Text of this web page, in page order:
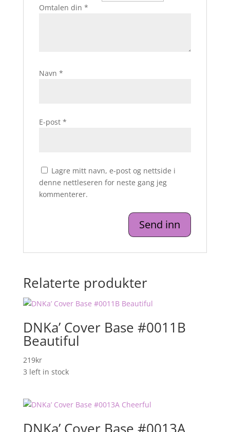
Omtalen din *
Navn *
E-post *
Lagre mitt navn, e-post og nettside i
denne nettleseren for neste gang jeg
kommenterer.
Relaterte produkter
DNKa’ Cover Base #0011B
Beautiful
219kr
3 left in stock